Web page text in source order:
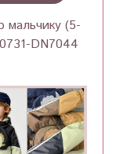
мальчику (5-
DN7044